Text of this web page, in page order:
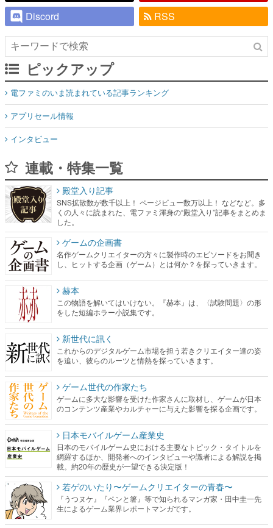
Discord
RSS
ピックアップ
電ファミのいま読まれている記事ランキング
アプリセール情報
インタビュー
連載・特集一覧
殿堂入り記事
SNS拡散数が数千以上！ ページビュー数万以上！ などなど。多
くの人々に読まれた、電ファミ渾身の“殿堂入り”記事をまとめま
した。
ゲームの企画書
名作ゲームクリエイターの方々に製作時のエピソードをお聞き
し、ヒットする企画（ゲーム）とは何か？を探っていきます。
赫本
この物語を解いてはいけない。『赫本』は、〈試験問題〉の形
をした短編ホラー小説集です。
新世代に訊く
これからのデジタルゲーム市場を担う若きクリエイター達の姿
を追い、彼らのルーツと情熱を探っていきます。
ゲーム世代の作家たち
ゲームに多大な影響を受けた作家さんに取材し、ゲームが日本
のコンテンツ産業やカルチャーに与えた影響を探る企画です。
日本モバイルゲーム産業史
日本のモバイルゲーム史における主要なトピック・タイトルを
網羅するほか、開発者へのインタビューや識者による解説を掲
載。約20年の歴史が一望できる決定版！
若ゲのいたり〜ゲームクリエイターの青春〜
『うつヌケ』『ペンと箸』等で知られるマンガ家・田中圭一先
生によるゲーム業界レポートマンガです。